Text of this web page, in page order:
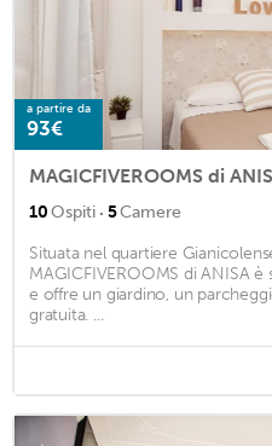
a partire da
93€
MAGICFIVEROOMS di
10Ospiti · 5Camere
Situata nel quartiere
MAGICFIVEROOMS di ANISA
e offre un giardino, un
gratuita. ...